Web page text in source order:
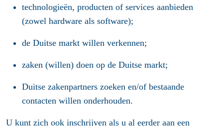
technologieën, producten of services aanbieden
(zowel hardware als software);
de Duitse markt willen verkennen;
zaken (willen) doen op de Duitse markt;
Duitse zakenpartners zoeken en/of bestaande
contacten willen onderhouden.
U kunt zich ook inschrijven als u al eerder aan een